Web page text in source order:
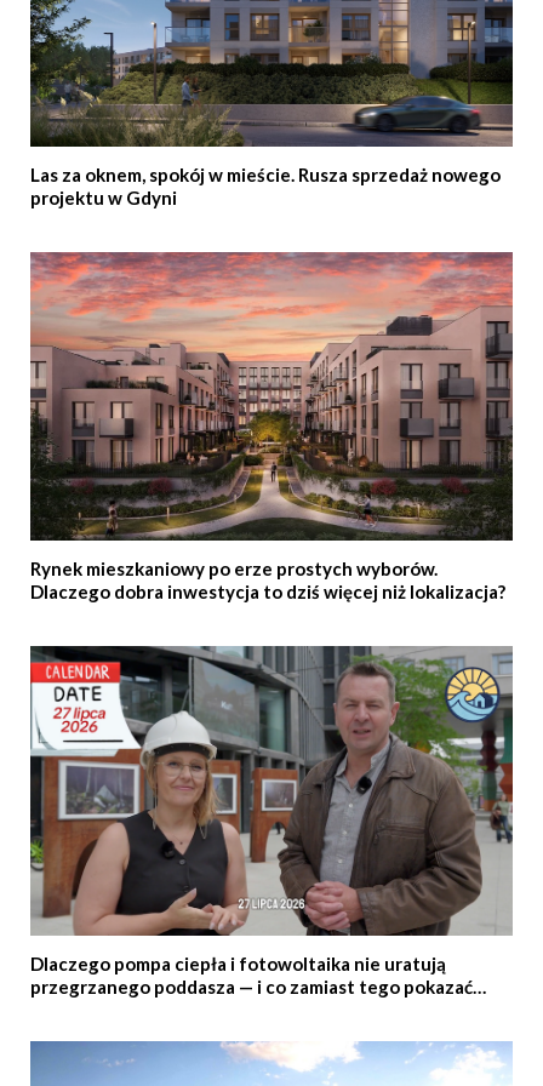
Las za oknem, spokój w mieście. Rusza sprzedaż nowego
projektu w Gdyni
Rynek mieszkaniowy po erze prostych wyborów.
Dlaczego dobra inwestycja to dziś więcej niż lokalizacja?
Dlaczego pompa ciepła i fotowoltaika nie uratują
przegrzanego poddasza — i co zamiast tego pokazać